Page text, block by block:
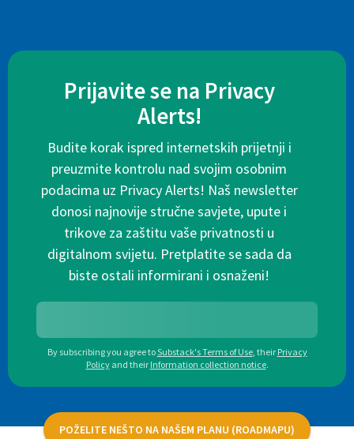
Prijavite se na Privacy
Alerts!
Budite korak ispred internetskih prijetnji i
preuzmite kontrolu nad svojim osobnim
podacima uz Privacy Alerts! Naš newsletter
donosi najnovije stručne savjete, upute i
trikove za zaštitu vaše privatnosti u
digitalnom svijetu. Pretplatite se sada da
biste ostali informirani i osnaženi!
By subscribing you agree toSubstack's Terms of Use, their Privacy
Policy and their Information collection notice.
POŽELITE NEŠTO NA NAŠEM PLANU (ROADMAPU)